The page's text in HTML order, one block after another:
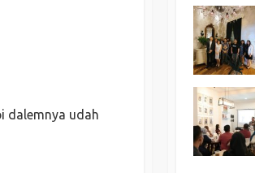
dalemnya udah